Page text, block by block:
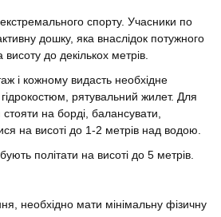
спорту. Учасники по
дошку, яка внаслідок потужного
до декількох метрів.
і кожному видасть необхідне
рятувальний жилет. Для
на борді, балансувати,
на висоті до 1-2 метрів над водою.
політати на висоті до 5 метрів.
необхідно мати мінімальну фізичну